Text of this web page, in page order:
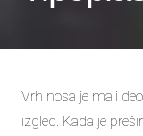
Vrh nosa je mali
izgled. Kada je